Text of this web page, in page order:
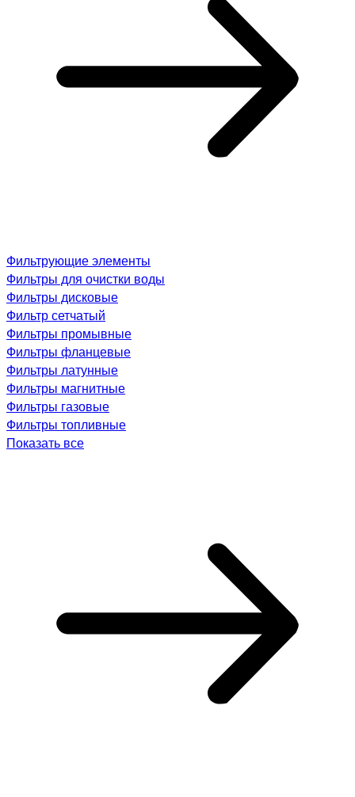
Фильтрующие элементы
Фильтры для очистки воды
Фильтры дисковые
Фильтр сетчатый
Фильтры промывные
Фильтры фланцевые
Фильтры латунные
Фильтры магнитные
Фильтры газовые
Фильтры топливные
Показать все